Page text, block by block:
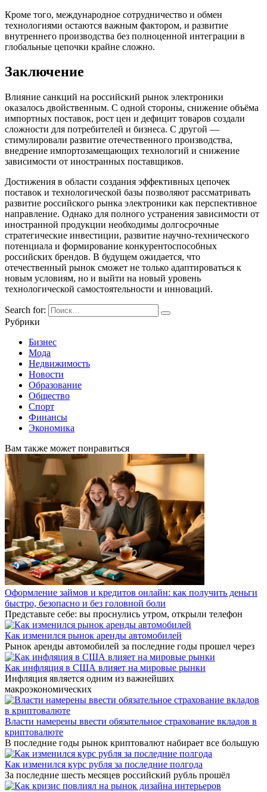
Кроме того, международное сотрудничество и обмен
технологиями остаются важным фактором, и развитие
внутреннего производства без полноценной интеграции в
глобальные цепочки крайне сложно.
Заключение
Влияние санкций на российский рынок электроники
оказалось двойственным. С одной стороны, снижение объёма
импортных поставок, рост цен и дефицит товаров создали
сложности для потребителей и бизнеса. С другой —
стимулировали развитие отечественного производства,
внедрение импортозамещающих технологий и снижение
зависимости от иностранных поставщиков.
Достижения в области создания эффективных цепочек
поставок и технологической базы позволяют рассматривать
развитие российского рынка электроники как перспективное
направление. Однако для полного устранения зависимости от
иностранной продукции необходимы долгосрочные
стратегические инвестиции, развитие научно-технического
потенциала и формирование конкурентоспособных
российских брендов. В будущем ожидается, что
отечественный рынок сможет не только адаптироваться к
новым условиям, но и выйти на новый уровень
технологической самостоятельности и инноваций.
Search for:
Рубрики
Бизнес
Мода
Недвижимость
Новости
Образование
Общество
Спорт
Финансы
Экономика
Вам также может понравиться
Оформление займов и кредитов онлайн: как получить деньги
быстро, безопасно и без головной боли
Представьте себе: вы проснулись утром, открыли телефон
Как изменился рынок аренды автомобилей
Рынок аренды автомобилей за последние годы прошел через
Как инфляция в США влияет на мировые рынки
Инфляция является одним из важнейших
макроэкономических
Власти намерены ввести обязательное страхование вкладов в
криптовалюте
В последние годы рынок криптовалют набирает все большую
Как изменился курс рубля за последние полгода
За последние шесть месяцев российский рубль прошёл